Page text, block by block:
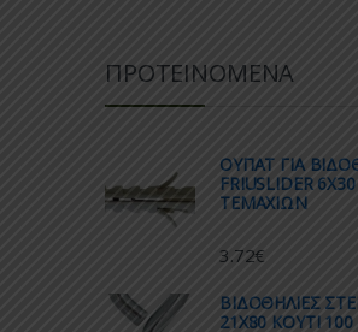
ΠΡΟΤΕΙΝΟΜΕΝΑ
ΟΥΠΑΤ ΓΙΑ
FRIUSLIDER
ΤΕΜΑΧΙΩΝ
3.72€
ΒΙΔΟΘΗΛΙΕΣ
21X80 KOYTI 100